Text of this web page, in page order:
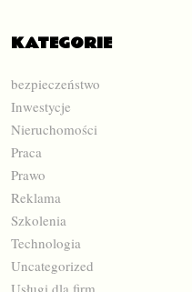
KATEGORIE
bezpieczeństwo
Inwestycje
Nieruchomości
Praca
Prawo
Reklama
Szkolenia
Technologia
Uncategorized